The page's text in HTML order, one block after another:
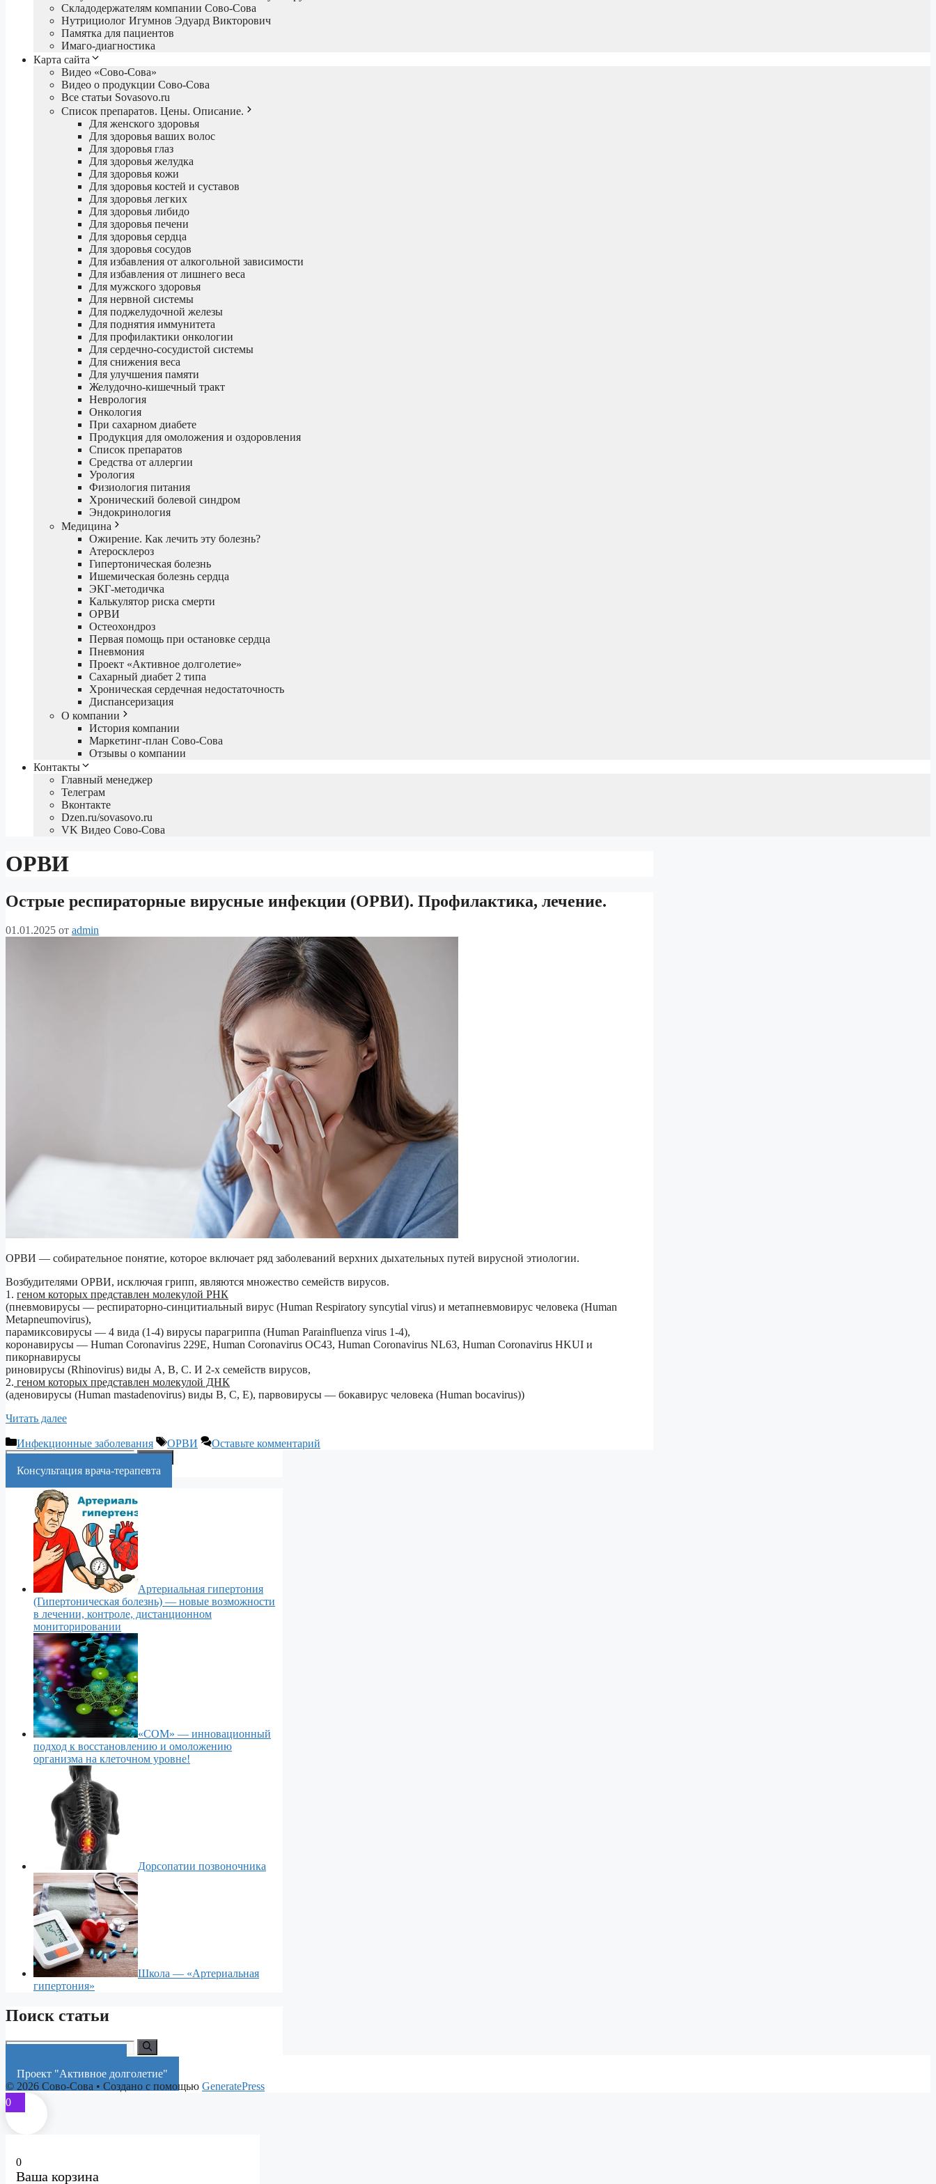
Складодержателям компании Сово-Сова
Нутрициолог Игумнов Эдуард Викторович
Памятка для пациентов
Имаго-диагностика
Карта сайта
Видео «Сово-Сова»
Видео о продукции Сово-Сова
Все статьи Sovasovo.ru
Список препаратов. Цены. Описание.
Для женского здоровья
Для здоровья ваших волос
Для здоровья глаз
Для здоровья желудка
Для здоровья кожи
Для здоровья костей и суставов
Для здоровья легких
Для здоровья либидо
Для здоровья печени
Для здоровья сердца
Для здоровья сосудов
Для избавления от алкогольной зависимости
Для избавления от лишнего веса
Для мужского здоровья
Для нервной системы
Для поджелудочной железы
Для поднятия иммунитета
Для профилактики онкологии
Для сердечно-сосудистой системы
Для снижения веса
Для улучшения памяти
Желудочно-кишечный тракт
Неврология
Онкология
При сахарном диабете
Продукция для омоложения и оздоровления
Список препаратов
Средства от аллергии
Урология
Физиология питания
Хронический болевой синдром
Эндокринология
Медицина
Ожирение. Как лечить эту болезнь?
Атеросклероз
Гипертоническая болезнь
Ишемическая болезнь сердца
ЭКГ-методичка
Калькулятор риска смерти
ОРВИ
Остеохондроз
Первая помощь при остановке сердца
Пневмония
Проект «Активное долголетие»
Сахарный диабет 2 типа
Хроническая сердечная недостаточность
Диспансеризация
О компании
История компании
Маркетинг-план Сово-Сова
Отзывы о компании
Контакты
Главный менеджер
Телеграм
Вконтакте
Dzen.ru/sovasovo.ru
VK Видео Сово-Сова
ОРВИ
Острые респираторные вирусные инфекции (ОРВИ). Профилактика, лечение.
01.01.2025 от admin
ОРВИ — собирательное понятие, которое включает ряд заболеваний верхних дыхательных путей вирусной этиологии.
Возбудителями ОРВИ, исключая грипп, являются множество семейств вирусов.
1. геном которых представлен молекулой РНК
(пневмовирусы — респираторно-синцитиальный вирус (Human Respiratory syncytial virus) и метапневмовирус человека (Human
Metapneumovirus),
парамиксовирусы — 4 вида (1-4) вирусы парагриппа (Human Parainfluenza virus 1-4),
коронавирусы — Human Coronavirus 229E, Human Coronavirus OC43, Human Coronavirus NL63, Human Coronavirus HKUI и
пикорнавирусы
риновирусы (Rhinovirus) виды А, В, С. И 2-х семейств вирусов,
2. геном которых представлен молекулой ДНК
(аденовирусы (Human mastadenovirus) виды B, C, E), парвовирусы — бокавирус человека (Human bocavirus))
Читать далее
Рубрики
Инфекционные заболевания Метки
ОРВИ
Оставьте комментарий
Искать:
Консультация врача-терапевта
Артериальная гипертония
(Гипертоническая болезнь) — новые возможности
в лечении, контроле, дистанционном
мониторировании
«СОМ» — инновационный
подход к восстановлению и омоложению
организма на клеточном уровне!
Дорсопатии позвоночника
Школа — «Артериальная
гипертония»
Поиск статьи
Поиск:
Проект "Активное долголетие"
© 2026 Сово-Сова • Создано с помощью GeneratePress
0
0
Ваша корзина